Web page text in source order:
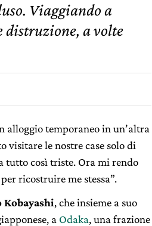
Viaggiando a
distruzione, a volte
alloggio temporaneo in un’altra
visitare le nostre case solo di
tutto così triste. Ora mi rendo
ricostruire me stessa”.
Kobayashi, che insieme a suo
a Odaka, una frazione